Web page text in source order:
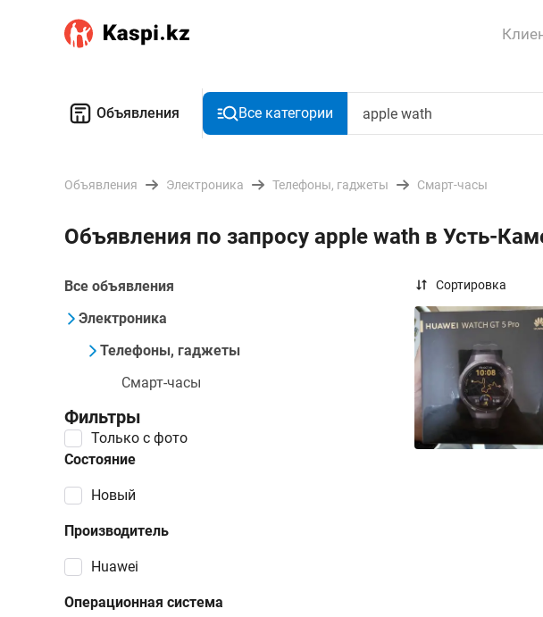
Объявления Все категории
Объявления Электроника Телефоны, гаджеты Смарт-часы
Объявления по запросу apple wath в Усть-
Все объявления
Электроника
Телефоны, гаджеты
Смарт-часы
Фильтры
Состояние
Новый
Производитель
Huawei
Операционная система
Только с фото
Сортировка